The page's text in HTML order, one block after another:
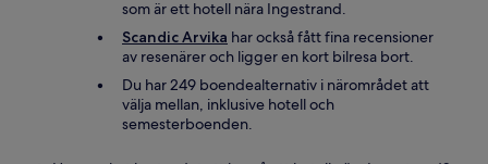
som är ett hotell nära Ingestrand.
Scandic Arvika har också fått fina recensioner
av resenärer och ligger en kort bilresa bort.
Du har 249 boendealternativ i närområdet att
välja mellan, inklusive hotell och
semesterboenden.